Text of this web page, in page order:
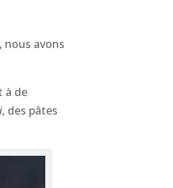
nous avons
à de
, des pâtes